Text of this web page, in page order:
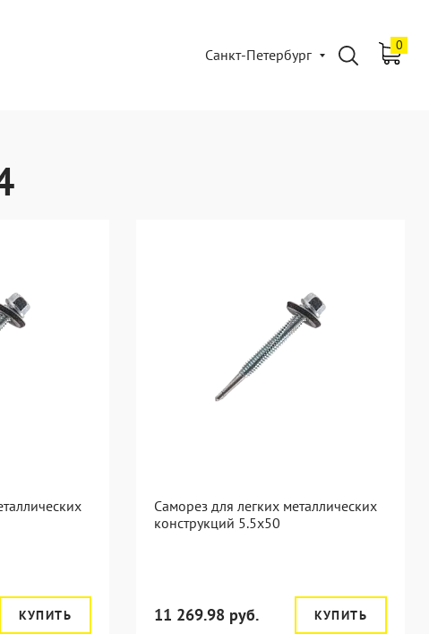
Санкт-Петербург
0
КУПИТЬ
Саморез для легких металлических
конструкций 5.5х50
11 269.98 руб. КУПИТЬ